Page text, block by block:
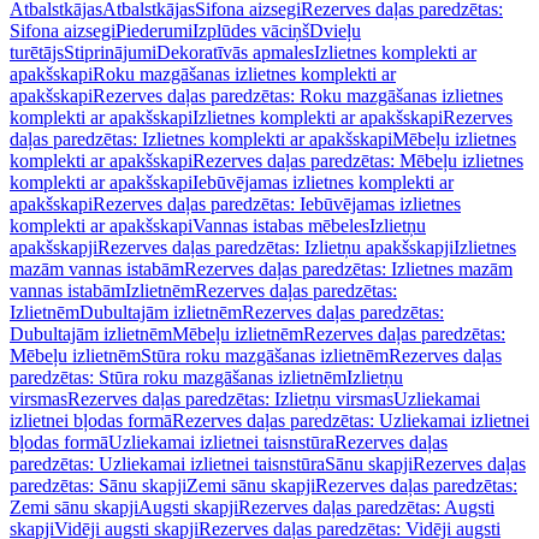
AtbalstkājasAtbalstkājasSifona aizsegiRezerves daļas paredzētas:
Sifona aizsegiPiederumiIzplūdes vāciņšDvieļu
turētājsStiprinājumiDekoratīvās apmalesIzlietnes komplekti ar
apakšskapiRoku mazgāšanas izlietnes komplekti ar
apakšskapiRezerves daļas paredzētas: Roku mazgāšanas izlietnes
komplekti ar apakšskapiIzlietnes komplekti ar apakšskapiRezerves
daļas paredzētas: Izlietnes komplekti ar apakšskapiMēbeļu izlietnes
komplekti ar apakšskapiRezerves daļas paredzētas: Mēbeļu izlietnes
komplekti ar apakšskapiIebūvējamas izlietnes komplekti ar
apakšskapiRezerves daļas paredzētas: Iebūvējamas izlietnes
komplekti ar apakšskapiVannas istabas mēbelesIzlietņu
apakšskapjiRezerves daļas paredzētas: Izlietņu apakšskapjiIzlietnes
mazām vannas istabāmRezerves daļas paredzētas: Izlietnes mazām
vannas istabāmIzlietnēmRezerves daļas paredzētas:
IzlietnēmDubultajām izlietnēmRezerves daļas paredzētas:
Dubultajām izlietnēmMēbeļu izlietnēmRezerves daļas paredzētas:
Mēbeļu izlietnēmStūra roku mazgāšanas izlietnēmRezerves daļas
paredzētas: Stūra roku mazgāšanas izlietnēmIzlietņu
virsmasRezerves daļas paredzētas: Izlietņu virsmasUzliekamai
izlietnei bļodas formāRezerves daļas paredzētas: Uzliekamai izlietnei
bļodas formāUzliekamai izlietnei taisnstūraRezerves daļas
paredzētas: Uzliekamai izlietnei taisnstūraSānu skapjiRezerves daļas
paredzētas: Sānu skapjiZemi sānu skapjiRezerves daļas paredzētas:
Zemi sānu skapjiAugsti skapjiRezerves daļas paredzētas: Augsti
skapjiVidēji augsti skapjiRezerves daļas paredzētas: Vidēji augsti